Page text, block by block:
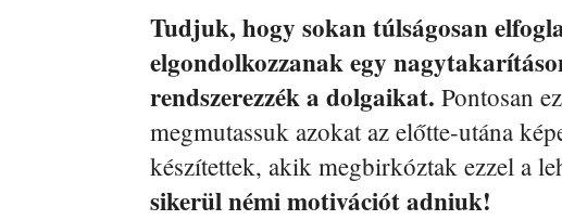
Tudjuk, hogy sokan túlságosan
elgondolkozzanak egy
rendszerezzék a dolgaikat. Pontosan
megmutassuk azokat az előtte-utána
készítettek, akik megbirkóztak ezzel a
sikerül némi motivációt adniuk!